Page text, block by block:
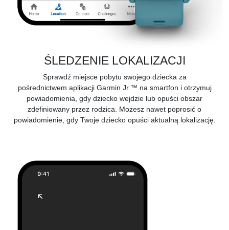
ŚLEDZENIE LOKALIZACJI
Sprawdź miejsce pobytu swojego dziecka za
pośrednictwem aplikacji Garmin Jr.™ na smartfon i otrzymuj
powiadomienia, gdy dziecko wejdzie lub opuści obszar
zdefiniowany przez rodzica. Możesz nawet poprosić o
powiadomienie, gdy Twoje dziecko opuści aktualną lokalizację.